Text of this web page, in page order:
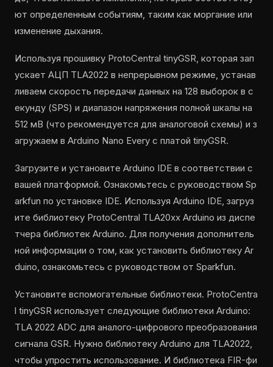
ют определенным событиям, таким как моргание или
изменение дыхания.
Используя прошивку ProtoCentral tinyGSR, которая зап
ускает АЦП TLA2022 в непрерывном режиме, устанав
ливаем скорость передачи данных на 128 выборок в с
екунду (SPS) и диапазон напряжения полной шкалы на
512 мВ (что рекомендуется для аналоговой схемы) и з
агружаем в Arduino Nano Every с платой tinyGSR.
Загрузите и установите Arduino IDE в соответствии с
вашей платформой. Ознакомьтесь с руководством Sp
arkfun по установке IDE. Используя Arduino IDE, загруз
ите библиотеку ProtoCentral TLA20xx Arduino из диспе
тчера библиотек Arduino. Для получения дополнитель
ной информации о том, как установить библиотеку Ar
duino, ознакомьтесь с руководством от Sparkfun.
Установите вспомогательные библиотеки. ProtoCentra
l tinyGSR использует следующие библиотеки Arduino:
TLA 2022 ADC для аналого-цифрового преобразования
сигнала GSR. Нужно библиотеку Arduino для TLA2022,
чтобы упростить использование. И библиотека FIR-фи